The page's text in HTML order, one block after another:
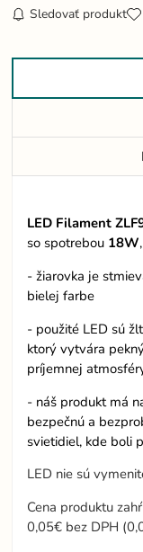
Sledovať produkt
LED Filament
so spotrebou 18W
- žiarovka je
bielej farbe
- použité LED sú
ktorý vytvára
príjemnej
- náš produkt má
bezpečnú a
svietidiel, kde boli
LED nie sú
Cena produktu
0,05€ bez DPH